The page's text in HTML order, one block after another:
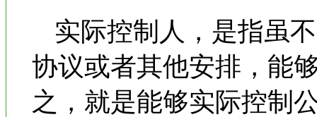
实际控制人，是指虽
协议或者其他安排，能
之，就是能够实际控制